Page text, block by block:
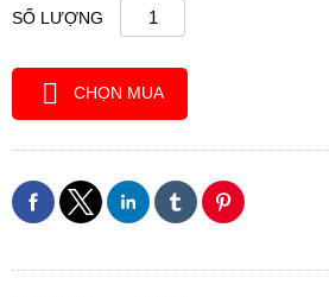
SỐ LƯỢNG
CHỌN MUA